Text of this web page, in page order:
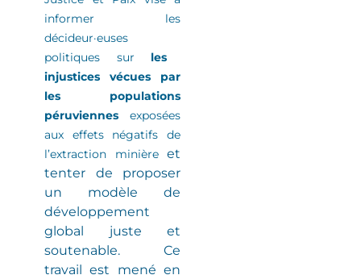
informer les
décideur·euses
politiques sur les
injustices vécues par
les populations
péruviennes exposées
aux effets négatifs de
l’extraction minière et
tenter de proposer
un modèle de
développement
global juste et
soutenable. Ce
travail est mené en